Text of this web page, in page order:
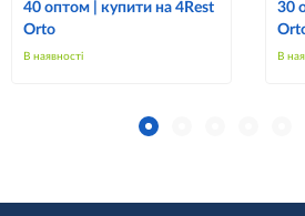
40 оптом | купити на 4Rest
Orto
В наявності
30
В